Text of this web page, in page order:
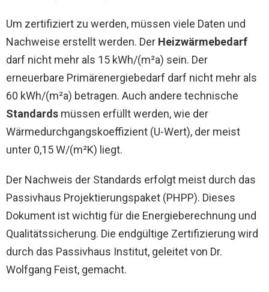
Um zertifiziert zu werden, müssen viele Daten und
Nachweise erstellt werden. Der Heizwärmebedarf
darf nicht mehr als 15 kWh/(m²a) sein. Der
erneuerbare Primärenergiebedarf darf nicht mehr als
60 kWh/(m²a) betragen. Auch andere technische
Standards müssen erfüllt werden, wie der
Wärmedurchgangskoeffizient (U-Wert), der meist
unter 0,15 W/(m²K) liegt.
Der Nachweis der Standards erfolgt meist durch das
Passivhaus Projektierungspaket (PHPP). Dieses
Dokument ist wichtig für die Energieberechnung und
Qualitätssicherung. Die endgültige Zertifizierung wird
durch das Passivhaus Institut, geleitet von Dr.
Wolfgang Feist, gemacht.